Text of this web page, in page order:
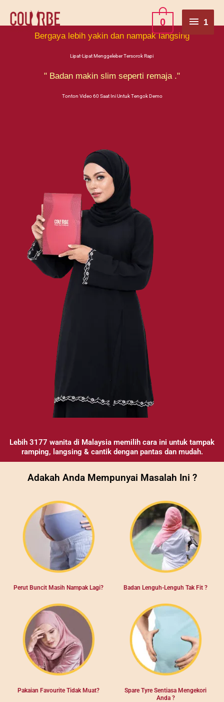
1 1
0
Bergaya lebih yakin dan nampak langsing
Lipat-Lipat Menggeleber Tersorok Rapi
" Badan makin slim seperti remaja ."
Tonton Video 60 Saat Ini Untuk Tengok Demo
Lebih 3177 wanita di Malaysia memilih cara ini untuk tampak
ramping, langsing & cantik dengan pantas dan mudah.
Adakah Anda Mempunyai Masalah Ini ?
Perut Buncit Masih Nampak Lagi? Badan Lenguh-Lenguh Tak Fit ?
Pakaian Favourite Tidak Muat?​
Spare Tyre Sentiasa Mengekori
Anda ?